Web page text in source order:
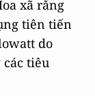
xã rằng
tiên tiến
do
tiêu